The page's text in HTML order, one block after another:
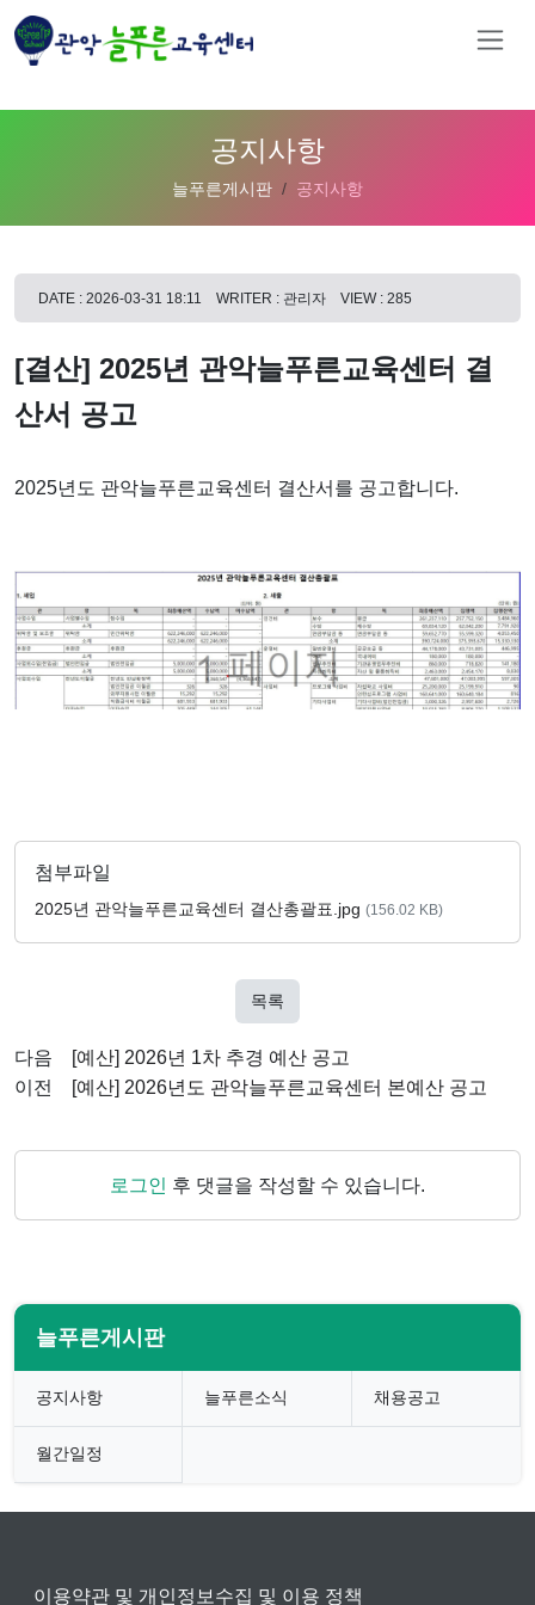
공지사항
늘푸른게시판 공지사항
늘푸른게시판
공지사항 늘푸른소식 채용공고
월간일정
DATE : 2026-03-31 18:11 WRITER : 관리자 VIEW : 285
[결산] 2025년 관악늘푸른교육센터 결
산서 공고
2025년도 관악늘푸른교육센터 결산서를 공고합니다.
첨부파일
2025년 관악늘푸른교육센터 결산총괄표.jpg (156.02 KB)
목록
다음
[예산] 2026년 1차 추경 예산 공고
이전
[예산] 2026년도 관악늘푸른교육센터 본예산 공고
로그인 후 댓글을 작성할 수 있습니다.
이용약관 및 개인정보수집 및 이용 정책